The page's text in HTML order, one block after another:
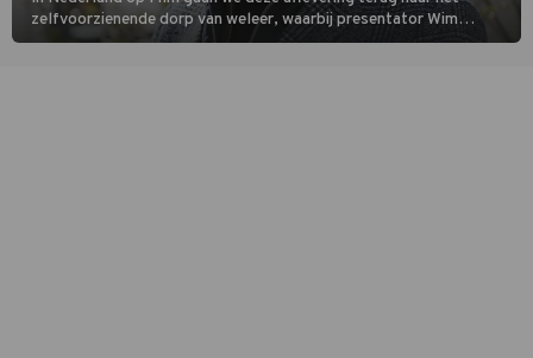
zelfvoorzienende dorp van weleer, waarbij presentator Wim
Daniëls de kijkers meeneemt op reis door de tijd aan de hand van